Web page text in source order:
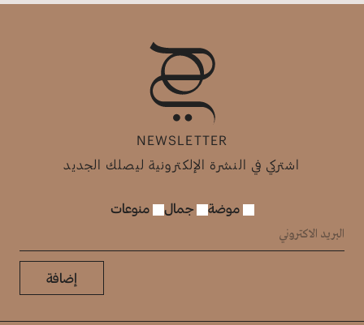
NEWSLETTER
اشتركي في النشرة الإلكترونية ليصلك الجديد
موضة جمال منوعات
إضافة